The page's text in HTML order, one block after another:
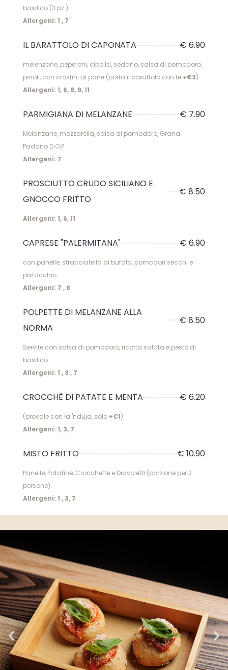
basilico (3 pz.)
Allergeni: 1 , 7
IL BARATTOLO DI CAPONATA € 6.90
melenzane, peperoni, cipolla, sedano, salsa di pomodoro,
pinoli, con crostini di pane (porta il barattolo con te +€3)
Allergeni: 1, 6, 8, 9, 11
PARMIGIANA DI MELANZANE € 7.90
Melanzane, mozzarella, salsa di pomodoro, Grana
Padano D.O.P.
Allergeni: 7
PROSCIUTTO CRUDO SICILIANO E
GNOCCO FRITTO
€ 8.50
Allergeni: 1, 6, 11
CAPRESE "PALERMITANA" € 6.90
con panelle, stracciatella di bufala, pomodori secchi e
pistacchio.
Allergeni: 7 , 8
POLPETTE DI MELANZANE ALLA
NORMA
€ 8.50
Servite con salsa di pomodoro, ricotta salata e pesto di
basilico.
Allergeni: 1 , 3 , 7
CROCCHÈ DI PATATE E MENTA € 6.20
(provale con la 'nduja, solo +€1).
Allergeni: 1, 3, 7
MISTO FRITTO € 10.90
Panelle, Patatine, Crocchette e Diavoletti (porzione per 2
persone).
Allergeni: 1 , 3, 7